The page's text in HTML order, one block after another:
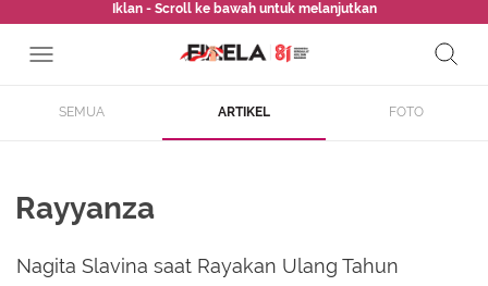
Iklan - Scroll ke bawah untuk melanjutkan
SEMUA ARTIKEL FOTO
Rayyanza
Nagita Slavina saat Rayakan Ulang Tahun